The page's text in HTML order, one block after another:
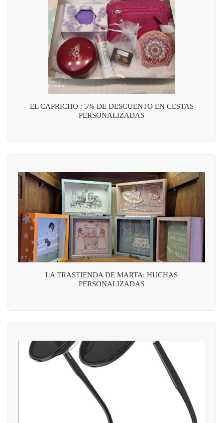
EL CAPRICHO : 5% DE DESCUENTO EN CESTAS
PERSONALIZADAS
LA TRASTIENDA DE MARTA: HUCHAS
PERSONALIZADAS